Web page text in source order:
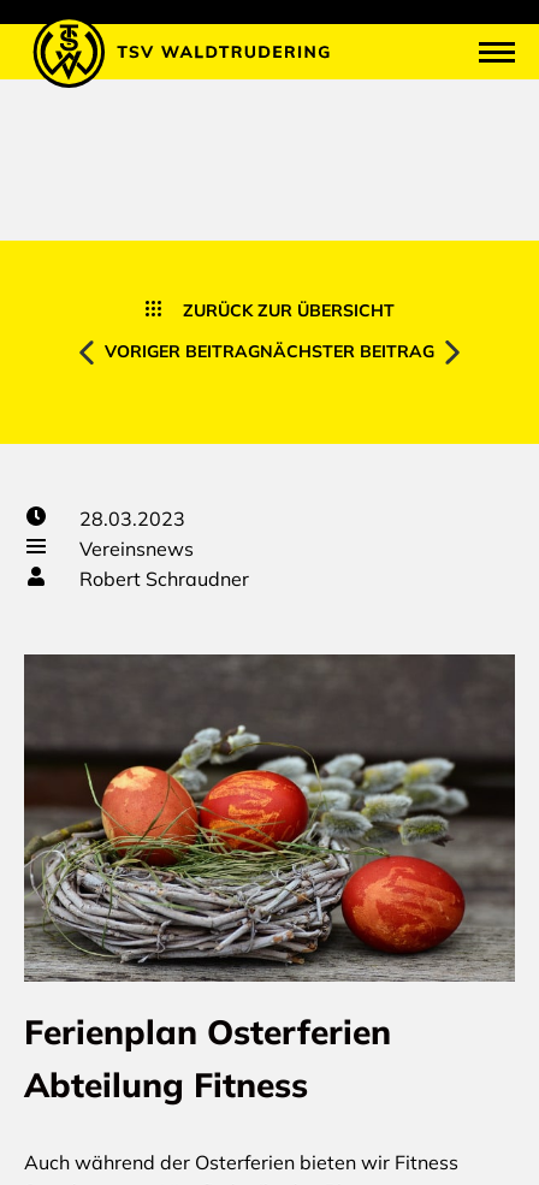
ZURÜCK ZUR ÜBERSICHT
VORIGER BEITRAGNÄCHSTER BEITRAG
28.03.2023
Vereinsnews
Robert Schraudner
Ferienplan Osterferien
Abteilung Fitness
Auch während der Osterferien bieten wir Fitness